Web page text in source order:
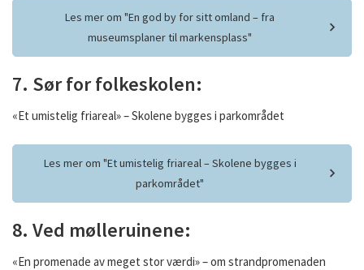
Les mer om "En god by for sitt omland – fra
museumsplaner til markensplass"
7. Sør for folkeskolen:
«Et umistelig friareal» – Skolene bygges i parkområdet
Les mer om "Et umistelig friareal – Skolene bygges i
parkområdet"
8. Ved mølleruinene:
«En promenade av meget stor værdi» – om strandpromenaden